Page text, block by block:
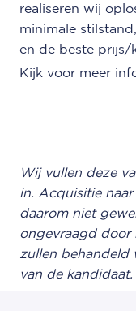
realiseren wij
minimale
en de beste prijs/
Kijk voor meer
Wij vullen deze
in. Acquisitie
daarom niet
ongevraagd door
zullen behandeld
van de kandidaat.